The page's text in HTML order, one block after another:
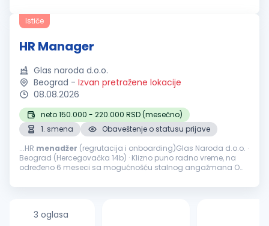
solutions to ro...
Ističe
HR Manager
Glas naroda d.o.o.
Beograd - Izvan pretražene lokacije
08.08.2026
neto 150.000 - 220.000 RSD (mesečno)
1. smena
Obaveštenje o statusu prijave
...HR menadžer (regrutacija i onboarding)Glas Naroda d.o.o. ·
Beograd (Hercegovačka 14b) · Klizno puno radno vreme, na
određeno 6 meseci sa mogućnošću stalnog angažmana O
3 oglasa